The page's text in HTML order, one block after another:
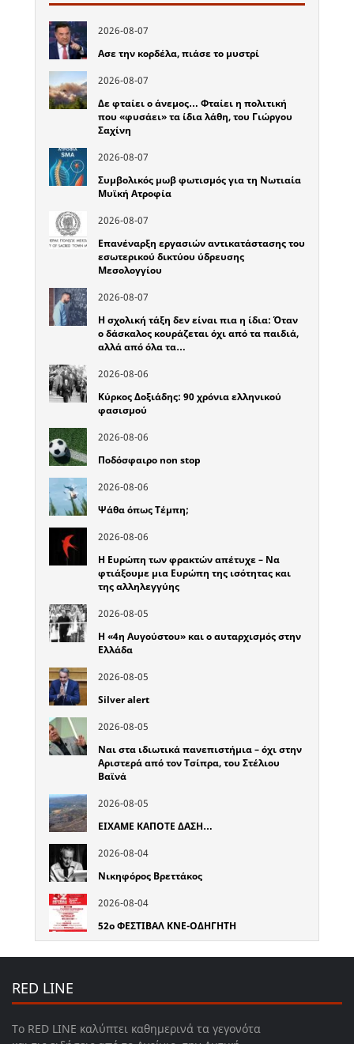
2026-08-07
Ασε την κορδέλα, πιάσε το μυστρί
2026-08-07
Δε φταίει ο άνεμος… Φταίει η πολιτική
που «φυσάει» τα ίδια λάθη, του Γιώργου
Σαχίνη
2026-08-07
Συμβολικός μωβ φωτισμός για τη Νωτιαία
Μυϊκή Ατροφία
2026-08-07
Επανέναρξη εργασιών αντικατάστασης του
εσωτερικού δικτύου ύδρευσης
Μεσολογγίου
2026-08-07
Η σχολική τάξη δεν είναι πια η ίδια: Όταν
ο δάσκαλος κουράζεται όχι από τα παιδιά,
αλλά από όλα τα…
2026-08-06
Κύρκος Δοξιάδης: 90 χρόνια ελληνικού
φασισμού
2026-08-06
Ποδόσφαιρο non stop
2026-08-06
Ψάθα όπως Τέμπη;
2026-08-06
Η Ευρώπη των φρακτών απέτυχε – Να
φτιάξουμε μια Ευρώπη της ισότητας και
της αλληλεγγύης
2026-08-05
Η «4η Αυγούστου» και ο αυταρχισμός στην
Ελλάδα
2026-08-05
Silver alert
2026-08-05
Ναι στα ιδιωτικά πανεπιστήμια – όχι στην
Αριστερά από τον Τσίπρα, του Στέλιου
Βαϊνά
2026-08-05
ΕΙΧΑΜΕ ΚΑΠΟΤΕ ΔΑΣΗ…
2026-08-04
Νικηφόρος Βρεττάκος
2026-08-04
52o ΦΕΣΤΙΒΑΛ ΚΝΕ-ΟΔΗΓΗΤΗ
RED LINE
Το RED LINE καλύπτει καθημερινά τα γεγονότα